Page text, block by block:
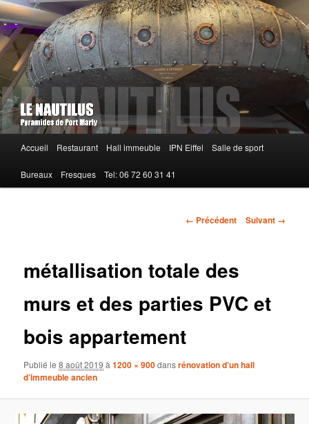
principal
Accueil Restaurant Hall immeuble IPN Eiffel Salle de sport
Bureaux Fresques Tel: 06 72 60 31 41
Navigation
← Précédent Suivant →
métallisation totale des
murs et des parties PVC et
bois appartement
Publié le8 août 2019 à1200 × 900dansrénovation d’un hall
d’immeuble ancien